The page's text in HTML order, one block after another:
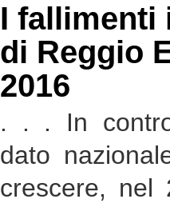
I fallimenti
di Reggio
2016
. . . In
dato
crescere, nel